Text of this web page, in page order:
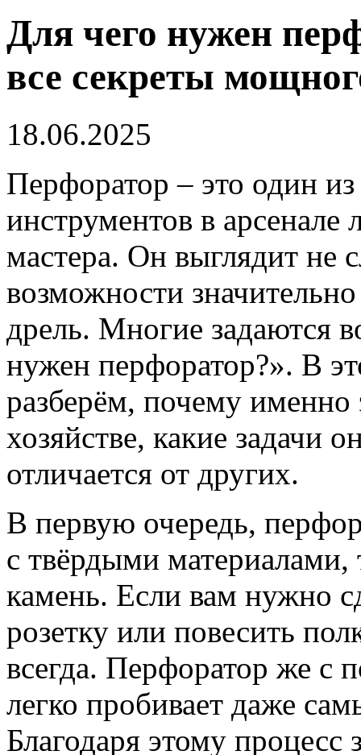
Для чего нужен
все секреты
18.06.2025
Перфоратор – это один
инструментов в
мастера. Он выглядит не
возможности
дрель. Многие задаются
нужен перфоратор?». В
разберём, почему именно
хозяйстве, какие задачи
отличается от других.
В первую очередь,
с твёрдыми
камень. Если вам нужно
розетку или повесить
всегда. Перфоратор же с
легко пробивает даже
Благодаря этому процесс